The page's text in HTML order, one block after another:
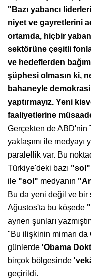
"Bazı yabancı
niyet ve gayretlerini
ortamda, hiçbir
sektörüne çeşitli
ve hedeflerden
şüphesi olmasın ki,
bahaneyle
yaptırmayız. Yeni
faaliyetlerine
Gerçekten de ABD'nin
yaklaşımı ile medyayı
paralellik var. Bu
Türkiye'deki bazı "sol"
ile "sol" medyanın
Bu da yeni değil ve bir
Ağustos'ta bu köşede
aynen şunları
"Bu ilişkinin mimarı da
günlerde 'Obama
birçok bölgesinde
geçirildi.